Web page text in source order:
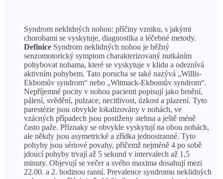
Syndrom neklidných nohou: příčiny vzniku, s jakými
chorobami se vyskytuje, diagnostika a léčebné metody.
Definice Syndrom neklidných nohou je běžný
senzomotorický symptom charakterizovaný nutkáním
pohybovat nohama, které se vyskytuje v klidu a odeznívá
aktivním pohybem. Tato porucha se také nazývá „Willis-
Ekbomův syndrom“ nebo „Witmack-Ekbomův syndrom“.
Nepříjemné pocity v nohou pacienti popisují jako brnění,
pálení, svědění, pulzace, necitlivost, úzkost a plazení. Tyto
parestézie jsou obvykle lokalizovány v nohách, ve
vzácných případech jsou postiženy stehna a ještě méně
často paže. Příznaky se obvykle vyskytují na obou nohách,
ale někdy jsou asymetrické a zřídka jednostranné. Tyto
pohyby jsou sériové povahy, přičemž nejméně 4 po sobě
jdoucí pohyby trvají až 5 sekund v intervalech až 1,5
minuty. Objevují se večer a svého maxima dosahují mezi
22.00. a 2. hodinou ranní. Prevalence syndromu neklidných